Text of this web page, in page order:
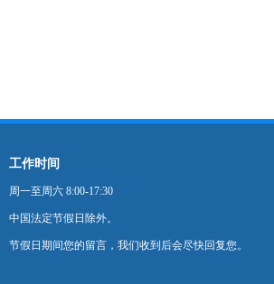
工作时间
周一至周六 8:00-17:30
中国法定节假日除外。
节假日期间您的留言，我们收到后会尽快回复您。